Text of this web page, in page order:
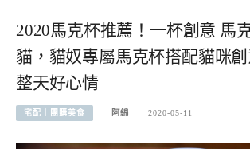
2020馬克杯推薦！一杯創意 馬
貓，貓奴專屬馬克杯搭配貓咪
整天好心情
宅配︱團購美食 阿綿 2020-05-11